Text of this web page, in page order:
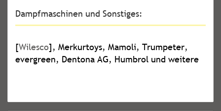
Dampfmaschinen und Sonstiges:
[Wilesco], Merkurtoys, Mamoli, Trumpeter,
evergreen, Dentona AG, Humbrol und weitere